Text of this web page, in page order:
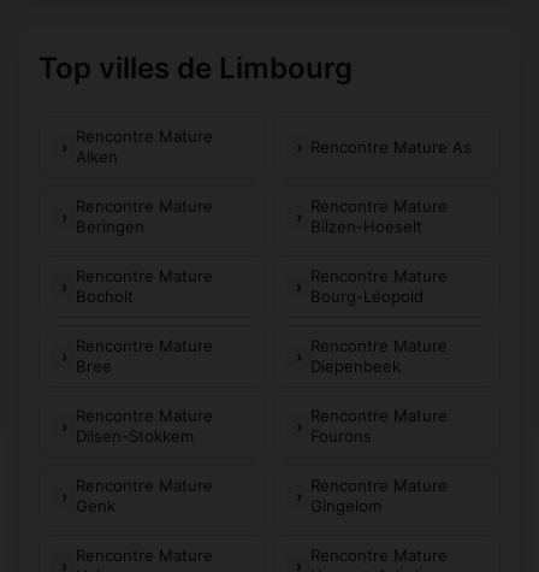
Top villes de Limbourg
Rencontre Mature
Alken
Rencontre Mature As
Rencontre Mature
Beringen
Rencontre Mature
Bilzen-Hoeselt
Rencontre Mature
Bocholt
Rencontre Mature
Bourg-Léopold
Rencontre Mature
Bree
Rencontre Mature
Diepenbeek
Rencontre Mature
Dilsen-Stokkem
Rencontre Mature
Fourons
Rencontre Mature
Genk
Rencontre Mature
Gingelom
Rencontre Mature
Rencontre Mature